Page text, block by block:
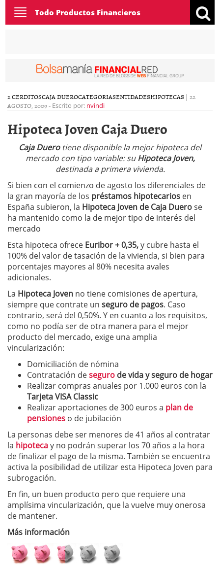
Toggle
navigation
Todo Productos Financieros
2 CERDITOSCAJA DUEROCATEGORIASENTIDADESHIPOTECAS | 22
AGOSTO, 2009- Escrito por: nvindi
Hipoteca Joven Caja Duero
Caja Duerotiene disponible la mejor hipoteca del
mercado con tipo variable: suHipoteca Joven,
destinada a primera vivienda.
Si bien con el comienzo de agosto los diferenciales de
la gran mayoría de los préstamos hipotecarios en
España subieron, la Hipoteca Joven de Caja Duerose
ha mantenido como la de mejor tipo de interés del
mercado
Esta hipoteca ofrece Euribor + 0,35,y cubre hasta el
100% del valor de tasación de la vivienda, si bien para
porcentajes mayores al 80% necesita avales
adicionales.
La Hipoteca Joven no tiene comisiones de apertura,
siempre que contrate un seguro de pagos. Caso
contrario, será del 0,50%. Y en cuanto a los requisitos,
como no podía ser de otra manera para el mejor
producto del mercado, exige una amplia
vincularización:
Domiciliación de nómina
Contratación deseguro de vida y seguro de hogar
Realizar compras anuales por 1.000 euros con la
Tarjeta VISA Classic
Realizar aportaciones de 300 euros a plan de
pensiones o de jubilación
La personas debe ser menores de 41 años al contratar
la hipotecay no podrán superar los 70 años a la hora
de finalizar el pago de la misma. También se encuentra
activa la posibilidad de utilizar esta Hipoteca Joven para
subrogación.
En fin, un buen producto pero que requiere una
amplísima vincularización, que la vuelve muy onerosa
de mantener.
Más información